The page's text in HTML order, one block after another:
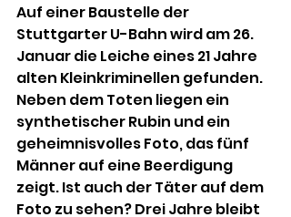
Auf einer Baustelle der
Stuttgarter U-Bahn wird am 26.
Januar die Leiche eines 21 Jahre
alten Kleinkriminellen gefunden.
Neben dem Toten liegen ein
synthetischer Rubin und ein
geheimnisvolles Foto, das fünf
Männer auf eine Beerdigung
zeigt. Ist auch der Täter auf dem
Foto zu sehen? Drei Jahre bleibt